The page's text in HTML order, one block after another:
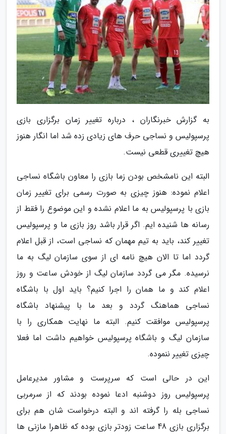
به گزارش خبرنگاران ، درباره تغییر زمان برگزاری بازی
پرسپولیس و نساجی حرف های زیادی زده شد اما انگار هنوز
هیچ تغییری قطعی نیست.
البته این نامشخص بودن زما بازی را معاون باشگاه نساجی
اعلام نموده: هنوز چیزی به صورت رسمی برای تغییر زمان
بازی با پرسپولیس به ما اعلام نشده و این موضوع را فقط از
رسانه ها شنیده ایم. اگر قرار باشد روز بازی ما و پرسپولیس
تغییر کند، باید به تیم مهمان که نساجی است، از قبل اعلام
گردد اما تا الان هیچ نامه ای از سوی سازمان لیگ به ما
نرسیده. مگر می گردد سازمان لیگ از خودش ساعت و روز
اعلام کند و ما همان را اجرا کنیم؟ باید اول با باشگاه
نساجی هماهنگ گردد و بعد ما با پیشنهاد باشگاه
پرسپولیس موافقت کنیم. البته ما نهایت همکاری را با
سازمان لیگ و باشگاه پرسپولیس خواهیم داشت اما فعلا
چیزی تغییر ننموده.
این در حالی است که سرپرست و مشاور مدیرعامل
پرسپولیس روز دوشنبه ادعا نموده بودند که از سرمربی
نساجی بله را گرفته اند و البته درخواست شان هم برای
برگزاری بازی 48 ساعت زودتر بازی بوده که ظاهرا مازنی ها